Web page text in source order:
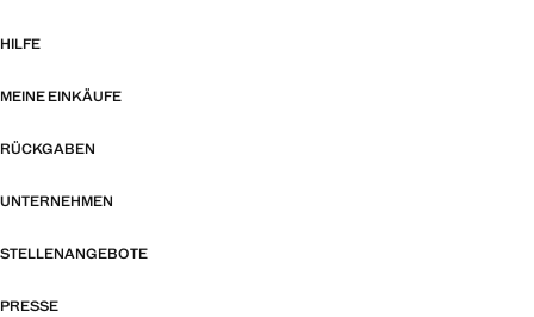
HILFE
MEINE EINKÄUFE
RÜCKGABEN
UNTERNEHMEN
STELLENANGEBOTE
PRESSE